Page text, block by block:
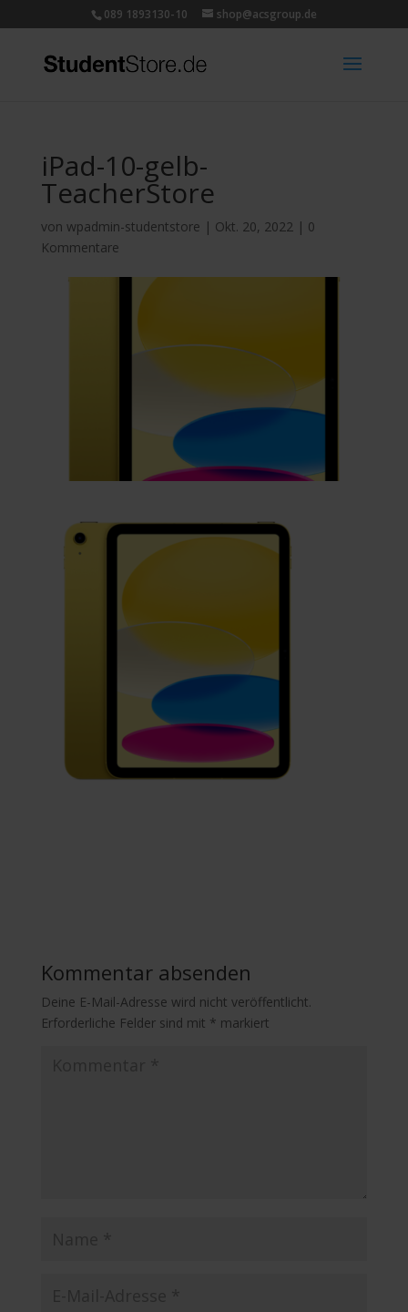
089 1893130-10 shop@acsgroup.de
iPad-10-gelb-
TeacherStore
von wpadmin-studentstore | Okt. 20, 2022| 0
Kommentare
Kommentar absenden
Deine E-Mail-Adresse wird nicht veröffentlicht.
Erforderliche Felder sind mit * markiert